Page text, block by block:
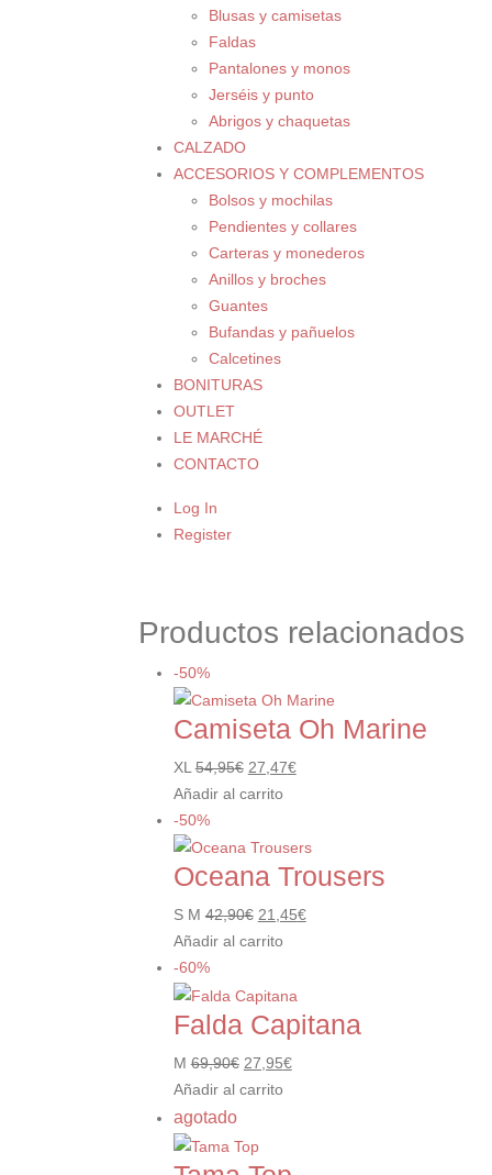
Blusas y camisetas
Faldas
Pantalones y monos
Jerséis y punto
Abrigos y chaquetas
CALZADO
ACCESORIOS Y COMPLEMENTOS
Bolsos y mochilas
Pendientes y collares
Carteras y monederos
Anillos y broches
Guantes
Bufandas y pañuelos
Calcetines
BONITURAS
OUTLET
LE MARCHÉ
CONTACTO
Log In
Register
Productos relacionados
-50%
Camiseta Oh Marine
XL 54,95€ El
precio
era:
54,95€.
27,47€El
es:
27,47€.
Añadir al carritoEste
tiene
múltiples
Las
opciones
pueden
elegir
en
-50%
Oceana Trousers
S M 42,90€ El
precio
era:
42,90€.
21,45€El
21,45€.
Añadir al carritoEste
tiene
múltiples
variantes.
Las
opciones
-60%
Falda Capitana
M 69,90€ El
precio
era:
69,90€.
27,95€El
Añadir al carritoEste
múltiples
agotado